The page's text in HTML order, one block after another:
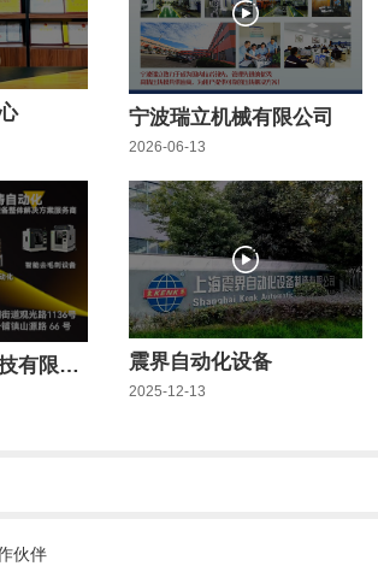
宁波瑞立机械有限公司
2026-06-13
安徽日昭智能科技有限公司 震界自动化设备
2025-12-13
伙伴